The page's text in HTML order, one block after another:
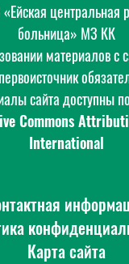
центральная
больница» МЗ КК
материалов с
сайта доступны
Commons
International
Карта сайта